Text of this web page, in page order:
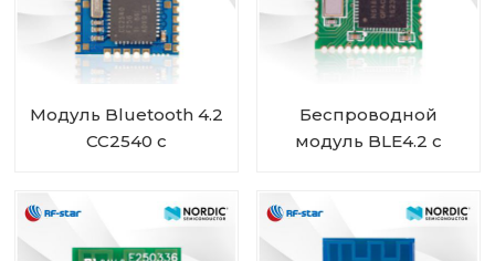
Модуль Bluetooth 4.2
CC2540 с
Беспроводной
модуль BLE4.2 с